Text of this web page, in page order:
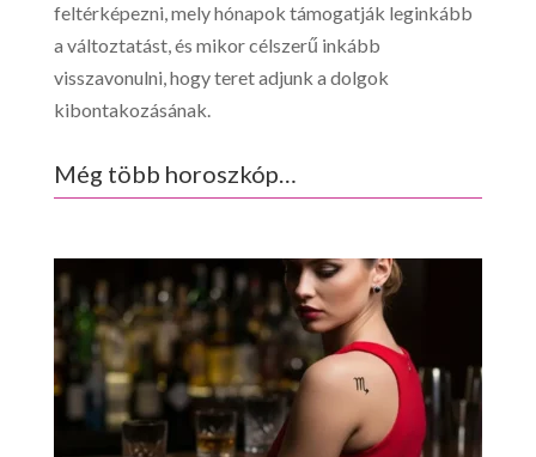
feltérképezni, mely hónapok támogatják leginkább
a változtatást, és mikor célszerű inkább
visszavonulni, hogy teret adjunk a dolgok
kibontakozásának.
Még több horoszkóp…